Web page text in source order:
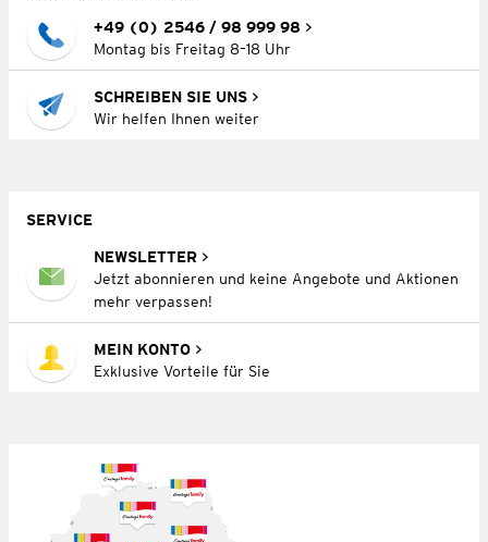
+49 (0) 2546 / 98 999 98
Montag bis Freitag 8–18 Uhr
SCHREIBEN SIE UNS
Wir helfen Ihnen weiter
SERVICE
NEWSLETTER
Jetzt abonnieren und keine Angebote und Aktionen
mehr verpassen!
MEIN KONTO
Exklusive Vorteile für Sie